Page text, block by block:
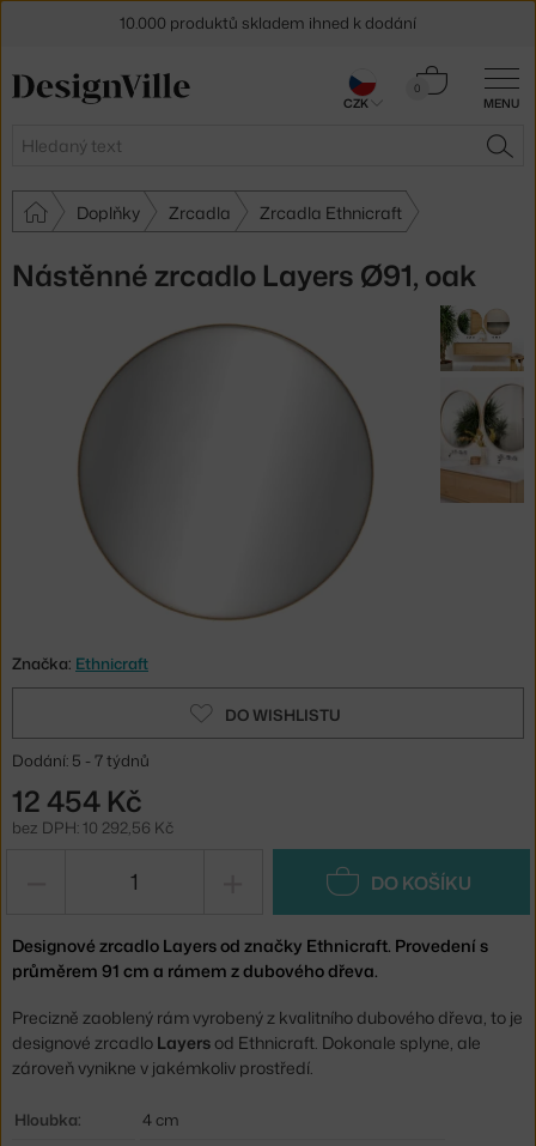
MENU
Hledat
0
Košík
Doplňky Zrcadla Zrcadla Ethnicraft
Nástěnné zrcadlo Layers Ø91, oak
Značka: Ethnicraft
DO WISHLISTU
Dodání: 5 - 7 týdnů
12 454 Kč
bez DPH: 10 292,56 Kč
DO KOŠÍKU
Designové zrcadlo Layers od značky Ethnicraft. Provedení s
průměrem 91 cm a rámem z dubového dřeva.
Precizně zaoblený rám vyrobený z kvalitního dubového dřeva, to je
designové zrcadlo Layers od Ethnicraft. Dokonale splyne, ale
zároveň vynikne v jakémkoliv prostředí.
Hloubka:
4 cm
10.000 produktů skladem ihned k dodání
Sleva 5 % pro odběratele
CZK